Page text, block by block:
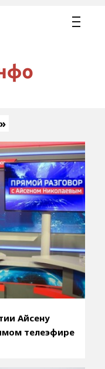
Айсену
телеэфире